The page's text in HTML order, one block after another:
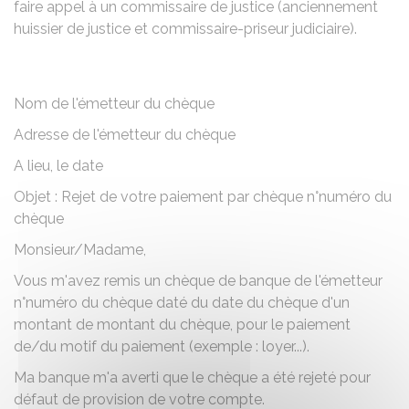
faire appel à un commissaire de justice (anciennement
huissier de justice et commissaire-priseur judiciaire).
Nom de l'émetteur du chèque
Adresse de l'émetteur du chèque
A lieu, le date
Objet : Rejet de votre paiement par chèque n°numéro du
chèque
Monsieur/Madame,
Vous m'avez remis un chèque de banque de l'émetteur
n°numéro du chèque daté du date du chèque d'un
montant de montant du chèque, pour le paiement
de/du motif du paiement (exemple : loyer...).
Ma banque m'a averti que le chèque a été rejeté pour
défaut de provision de votre compte.